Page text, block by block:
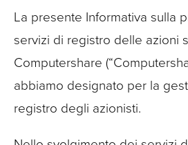
La presente Informativa sulla
servizi di registro delle azioni
Computershare
abbiamo designato per la
registro degli azionisti.